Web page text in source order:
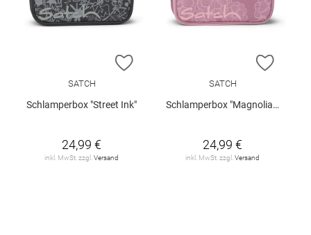
ZUR WUNSCHLISTE HINZUFÜGEN
SATCH
Schlamperbox "Street Ink"
24,99 €
inkl. MwSt. zzgl. Versand
ZUR
SATCH
Schlamperbox "Magnolia Dream"
24,99 €
inkl. MwSt. zzgl. Versand